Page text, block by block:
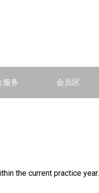
服务 会员区
the current practice year.